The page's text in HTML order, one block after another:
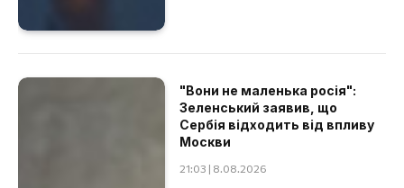
"Вони не маленька росія":
Зеленський заявив, що
Сербія відходить від впливу
Москви
21:03 | 8.08.2026